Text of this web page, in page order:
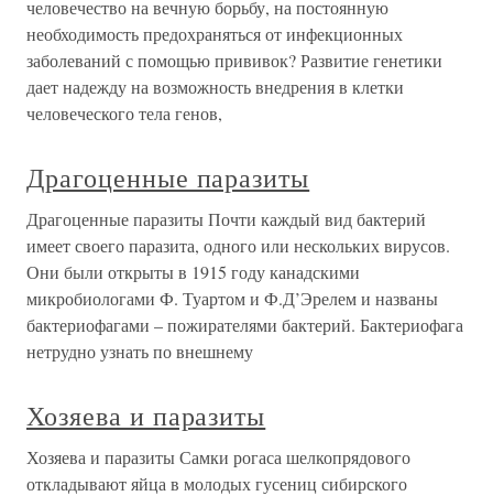
человечество на вечную борьбу, на постоянную
необходимость предохраняться от инфекционных
заболеваний с помощью прививок? Развитие генетики
дает надежду на возможность внедрения в клетки
человеческого тела генов,
Драгоценные паразиты
Драгоценные паразиты Почти каждый вид бактерий
имеет своего паразита, одного или нескольких вирусов.
Они были открыты в 1915 году канадскими
микробиологами Ф. Туартом и Ф.Д’Эрелем и названы
бактериофагами – пожирателями бактерий. Бактериофага
нетрудно узнать по внешнему
Хозяева и паразиты
Хозяева и паразиты Самки рогаса шелкопрядового
откладывают яйца в молодых гусениц сибирского